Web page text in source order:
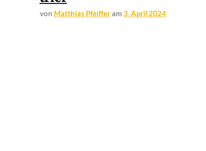
von Matthias Pfeifferam 3. April 2024